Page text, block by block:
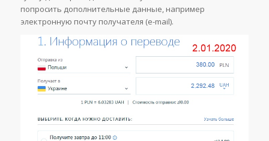
попросить дополнительные данные, например
электронную почту получателя (e-mail).